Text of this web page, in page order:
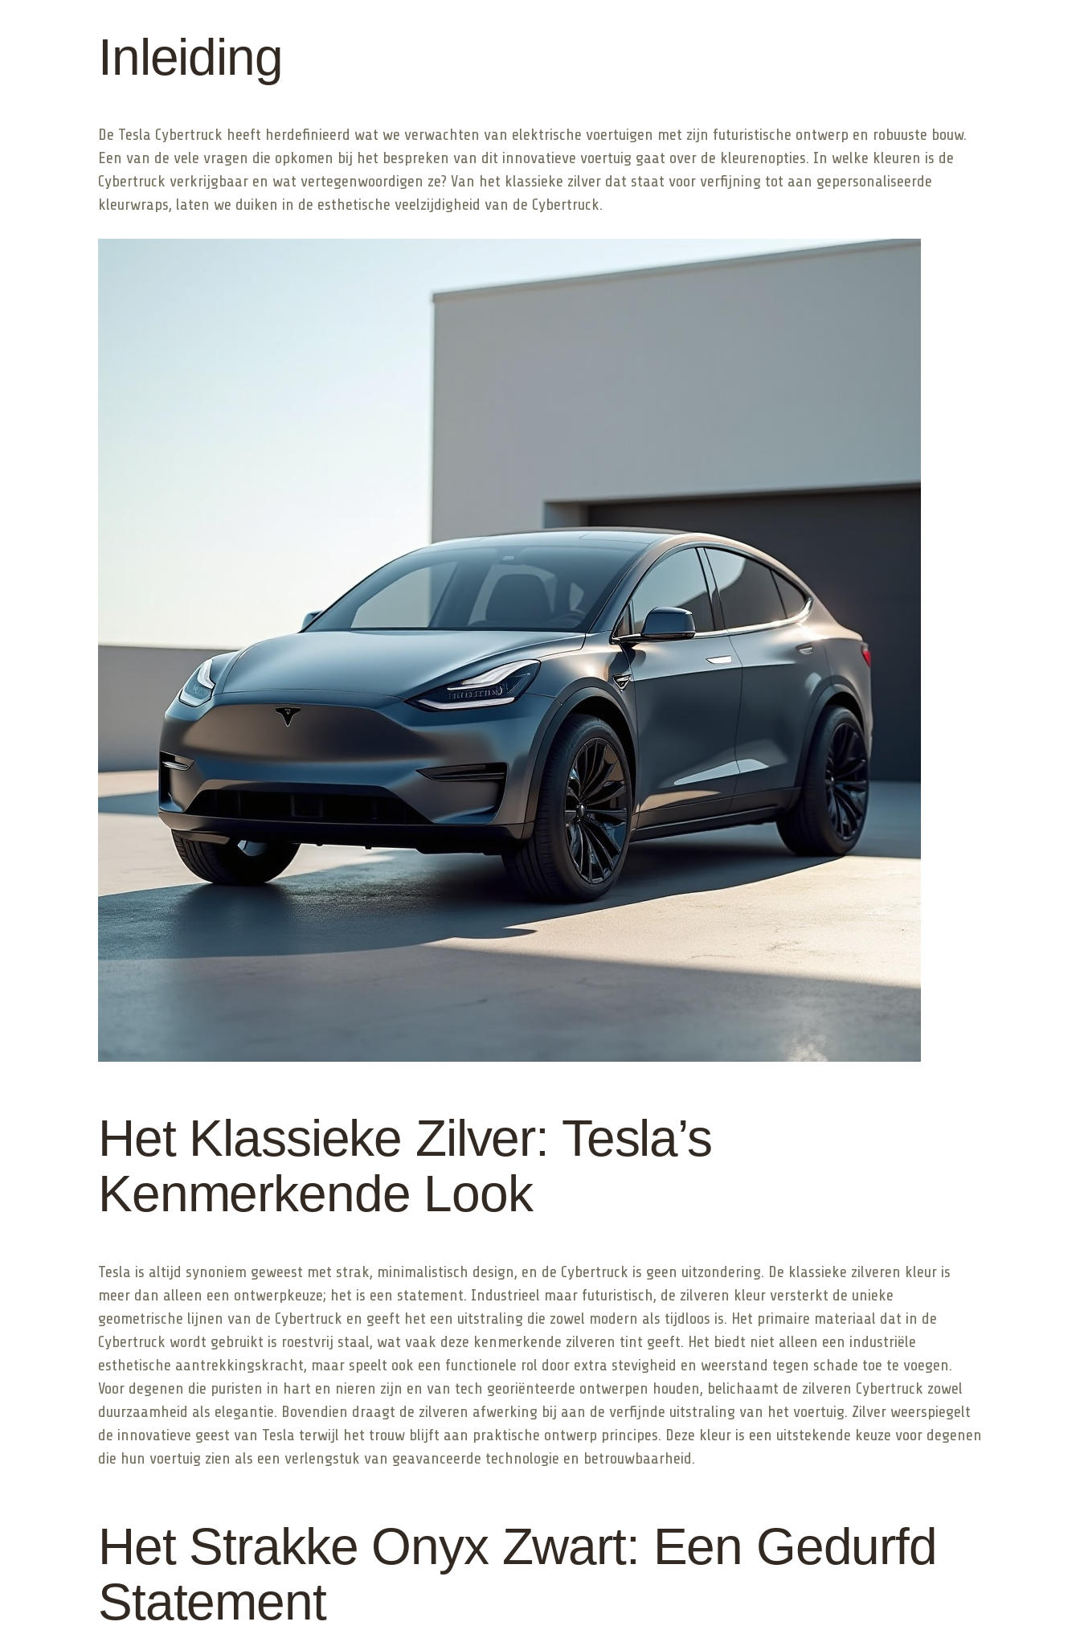
Inleiding
De Tesla Cybertruck heeft herdefinieerd wat we verwachten van elektrische voertuigen met zijn futuristische ontwerp en robuuste bouw.
Een van de vele vragen die opkomen bij het bespreken van dit innovatieve voertuig gaat over de kleurenopties. In welke kleuren is de
Cybertruck verkrijgbaar en wat vertegenwoordigen ze? Van het klassieke zilver dat staat voor verfijning tot aan gepersonaliseerde
kleurwraps, laten we duiken in de esthetische veelzijdigheid van de Cybertruck.
Het Klassieke Zilver: Tesla’s
Kenmerkende Look
Tesla is altijd synoniem geweest met strak, minimalistisch design, en de Cybertruck is geen uitzondering. De klassieke zilveren kleur is
meer dan alleen een ontwerpkeuze; het is een statement. Industrieel maar futuristisch, de zilveren kleur versterkt de unieke
geometrische lijnen van de Cybertruck en geeft het een uitstraling die zowel modern als tijdloos is. Het primaire materiaal dat in de
Cybertruck wordt gebruikt is roestvrij staal, wat vaak deze kenmerkende zilveren tint geeft. Het biedt niet alleen een industriële
esthetische aantrekkingskracht, maar speelt ook een functionele rol door extra stevigheid en weerstand tegen schade toe te voegen.
Voor degenen die puristen in hart en nieren zijn en van tech georiënteerde ontwerpen houden, belichaamt de zilveren Cybertruck zowel
duurzaamheid als elegantie. Bovendien draagt de zilveren afwerking bij aan de verfijnde uitstraling van het voertuig. Zilver weerspiegelt
de innovatieve geest van Tesla terwijl het trouw blijft aan praktische ontwerp principes. Deze kleur is een uitstekende keuze voor degenen
die hun voertuig zien als een verlengstuk van geavanceerde technologie en betrouwbaarheid.
Het Strakke Onyx Zwart: Een Gedurfd
Statement